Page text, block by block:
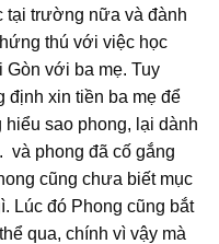
tại trường nữa và đành
thú với việc học
Gòn với ba mẹ. Tuy
định xin tiền ba mẹ để
sao phong, lại dành
và phong đã cố gắng
cũng chưa biết mục
Lúc đó Phong cũng bắt
qua, chính vì vậy mà